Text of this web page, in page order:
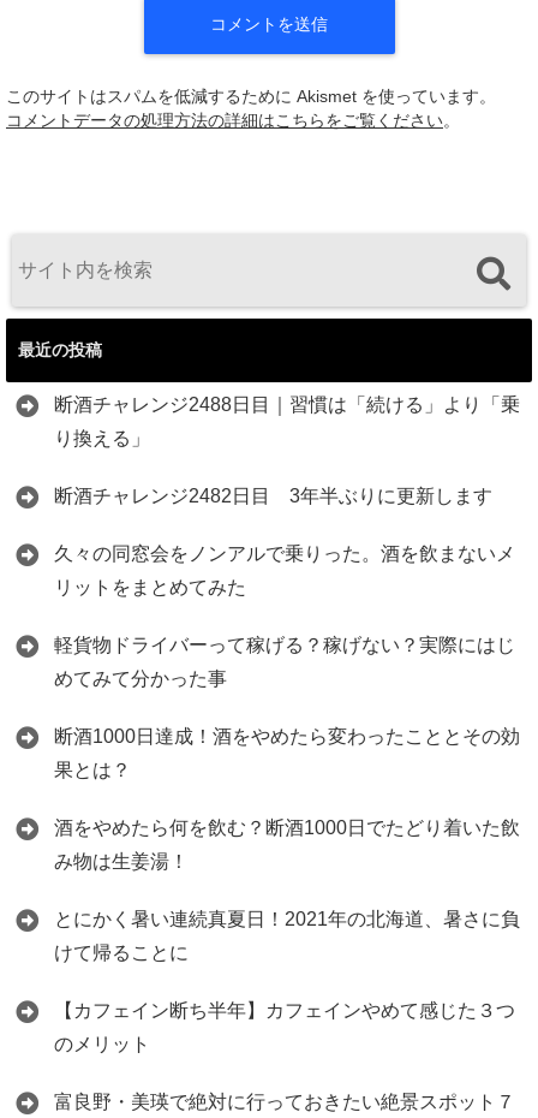
このサイトはスパムを低減するために Akismet を使っています。
コメントデータの処理方法の詳細はこちらをご覧ください。
最近の投稿
断酒チャレンジ2488日目｜習慣は「続ける」より「乗
り換える」
断酒チャレンジ2482日目 3年半ぶりに更新します
久々の同窓会をノンアルで乗りった。酒を飲まないメ
リットをまとめてみた
軽貨物ドライバーって稼げる？稼げない？実際にはじ
めてみて分かった事
断酒1000日達成！酒をやめたら変わったこととその効
果とは？
酒をやめたら何を飲む？断酒1000日でたどり着いた飲
み物は生姜湯！
とにかく暑い連続真夏日！2021年の北海道、暑さに負
けて帰ることに
【カフェイン断ち半年】カフェインやめて感じた３つ
のメリット
富良野・美瑛で絶対に行っておきたい絶景スポット７